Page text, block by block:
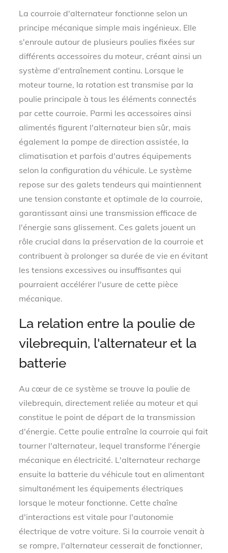
La courroie d'alternateur fonctionne selon un
principe mécanique simple mais ingénieux. Elle
s'enroule autour de plusieurs poulies fixées sur
différents accessoires du moteur, créant ainsi un
système d'entraînement continu. Lorsque le
moteur tourne, la rotation est transmise par la
poulie principale à tous les éléments connectés
par cette courroie. Parmi les accessoires ainsi
alimentés figurent l'alternateur bien sûr, mais
également la pompe de direction assistée, la
climatisation et parfois d'autres équipements
selon la configuration du véhicule. Le système
repose sur des galets tendeurs qui maintiennent
une tension constante et optimale de la courroie,
garantissant ainsi une transmission efficace de
l'énergie sans glissement. Ces galets jouent un
rôle crucial dans la préservation de la courroie et
contribuent à prolonger sa durée de vie en évitant
les tensions excessives ou insuffisantes qui
pourraient accélérer l'usure de cette pièce
mécanique.
La relation entre la poulie de
vilebrequin, l'alternateur et la
batterie
Au cœur de ce système se trouve la poulie de
vilebrequin, directement reliée au moteur et qui
constitue le point de départ de la transmission
d'énergie. Cette poulie entraîne la courroie qui fait
tourner l'alternateur, lequel transforme l'énergie
mécanique en électricité. L'alternateur recharge
ensuite la batterie du véhicule tout en alimentant
simultanément les équipements électriques
lorsque le moteur fonctionne. Cette chaîne
d'interactions est vitale pour l'autonomie
électrique de votre voiture. Si la courroie venait à
se rompre, l'alternateur cesserait de fonctionner,